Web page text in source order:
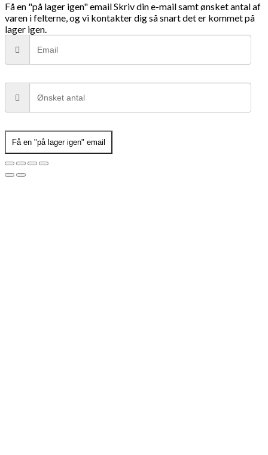
Få en "på lager igen" emailSkriv din e-mail samt ønsket antal af
varen i felterne, og vi kontakter dig så snart det er kommet på
lager igen.
Få en "på lager igen" email